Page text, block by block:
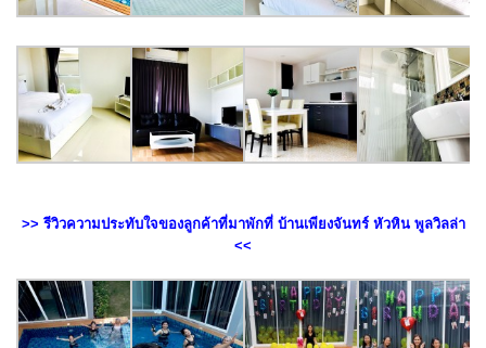
>> รีวิวความประทับใจของลูกค้าที่มาพักที่ บ้านเพียงจันทร์ หัวหิน พูลวิลล่า
<<